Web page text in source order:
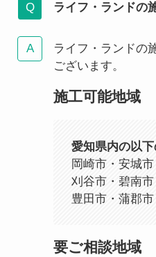
ライフ・ランドの
ライフ・ランドの
ございます。
施工可能地域
愛知県内の以
岡崎市・安城
刈谷市・碧南市
豊田市・蒲郡市
要ご相談地域